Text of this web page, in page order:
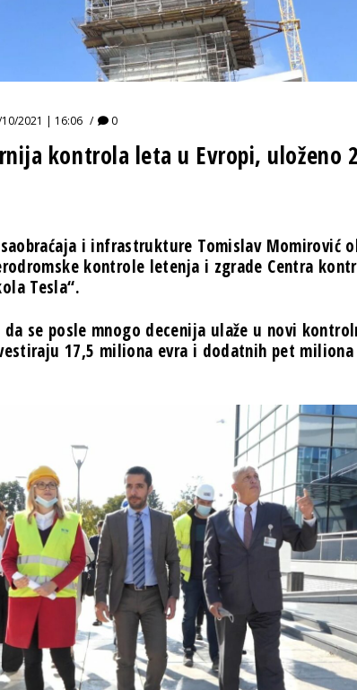
10/2021 | 16:06 0
kontrola leta u Evropi, uloženo
i infrastrukture Tomislav Momirović
kontrole letenja i zgrade Centra
Tesla“.
se posle mnogo decenija ulaže u novi
17,5 miliona evra i dodatnih pet miliona